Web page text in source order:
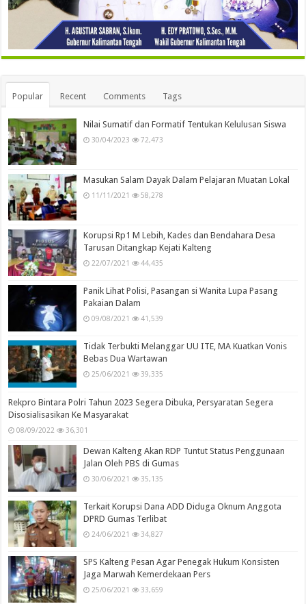
Popular Recent Comments Tags
Nilai Sumatif dan Formatif Tentukan Kelulusan Siswa
30/04/2023 72,473
Masukan Salam Dayak Dalam Pelajaran Muatan Lokal
11/11/2021 58,278
Korupsi Rp1 M Lebih, Kades dan Bendahara Desa
Tarusan Ditangkap Kejati Kalteng
22/07/2021 44,435
Panik Lihat Polisi, Pasangan si Wanita Lupa Pasang
Pakaian Dalam
09/08/2021 41,539
Tidak Terbukti Melanggar UU ITE, MA Kuatkan Vonis
Bebas Dua Wartawan
25/06/2021 39,335
Rekpro Bintara Polri Tahun 2023 Segera Dibuka, Persyaratan Segera
Disosialisasikan Ke Masyarakat
08/09/2022 36,301
Dewan Kalteng Akan RDP Tuntut Status Penggunaan
Jalan Oleh PBS di Gumas
30/06/2021 35,135
Terkait Korupsi Dana ADD Diduga Oknum Anggota
DPRD Gumas Terlibat
24/06/2021 34,827
SPS Kalteng Pesan Agar Penegak Hukum Konsisten
Jaga Marwah Kemerdekaan Pers
25/06/2021 33,659